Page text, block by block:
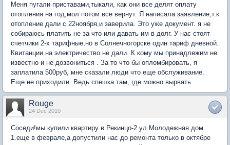
Меня пугали приставами,тыкали, как они все делят оплату
отопления на год,мол потом все вернут. Я написала заявление,т.к
отопление дали с 22ноября,и заверила. Это уже документ. я не
собираюсь платить не за что или давать им в долг. У нас стоят
счетчики 2-х тарифные,но в Солнечногорске один тариф дневной.
Квитанции на электричество не дали. К кому мы принадлежим не
известно и не дозвониться . За то что бы опломбировать, я
заплатила 500руб, мне сказали люди что еще обслуживание.
Еще не приходили. Ведь спешка там, где можно вырвать.
Rouge
24 Dec 2010
Соседи!мы купили квартиру в Рекинцо-2 ул.Молодежная дом
1.еще в феврале,а допустили нас до ремонта только в октябре